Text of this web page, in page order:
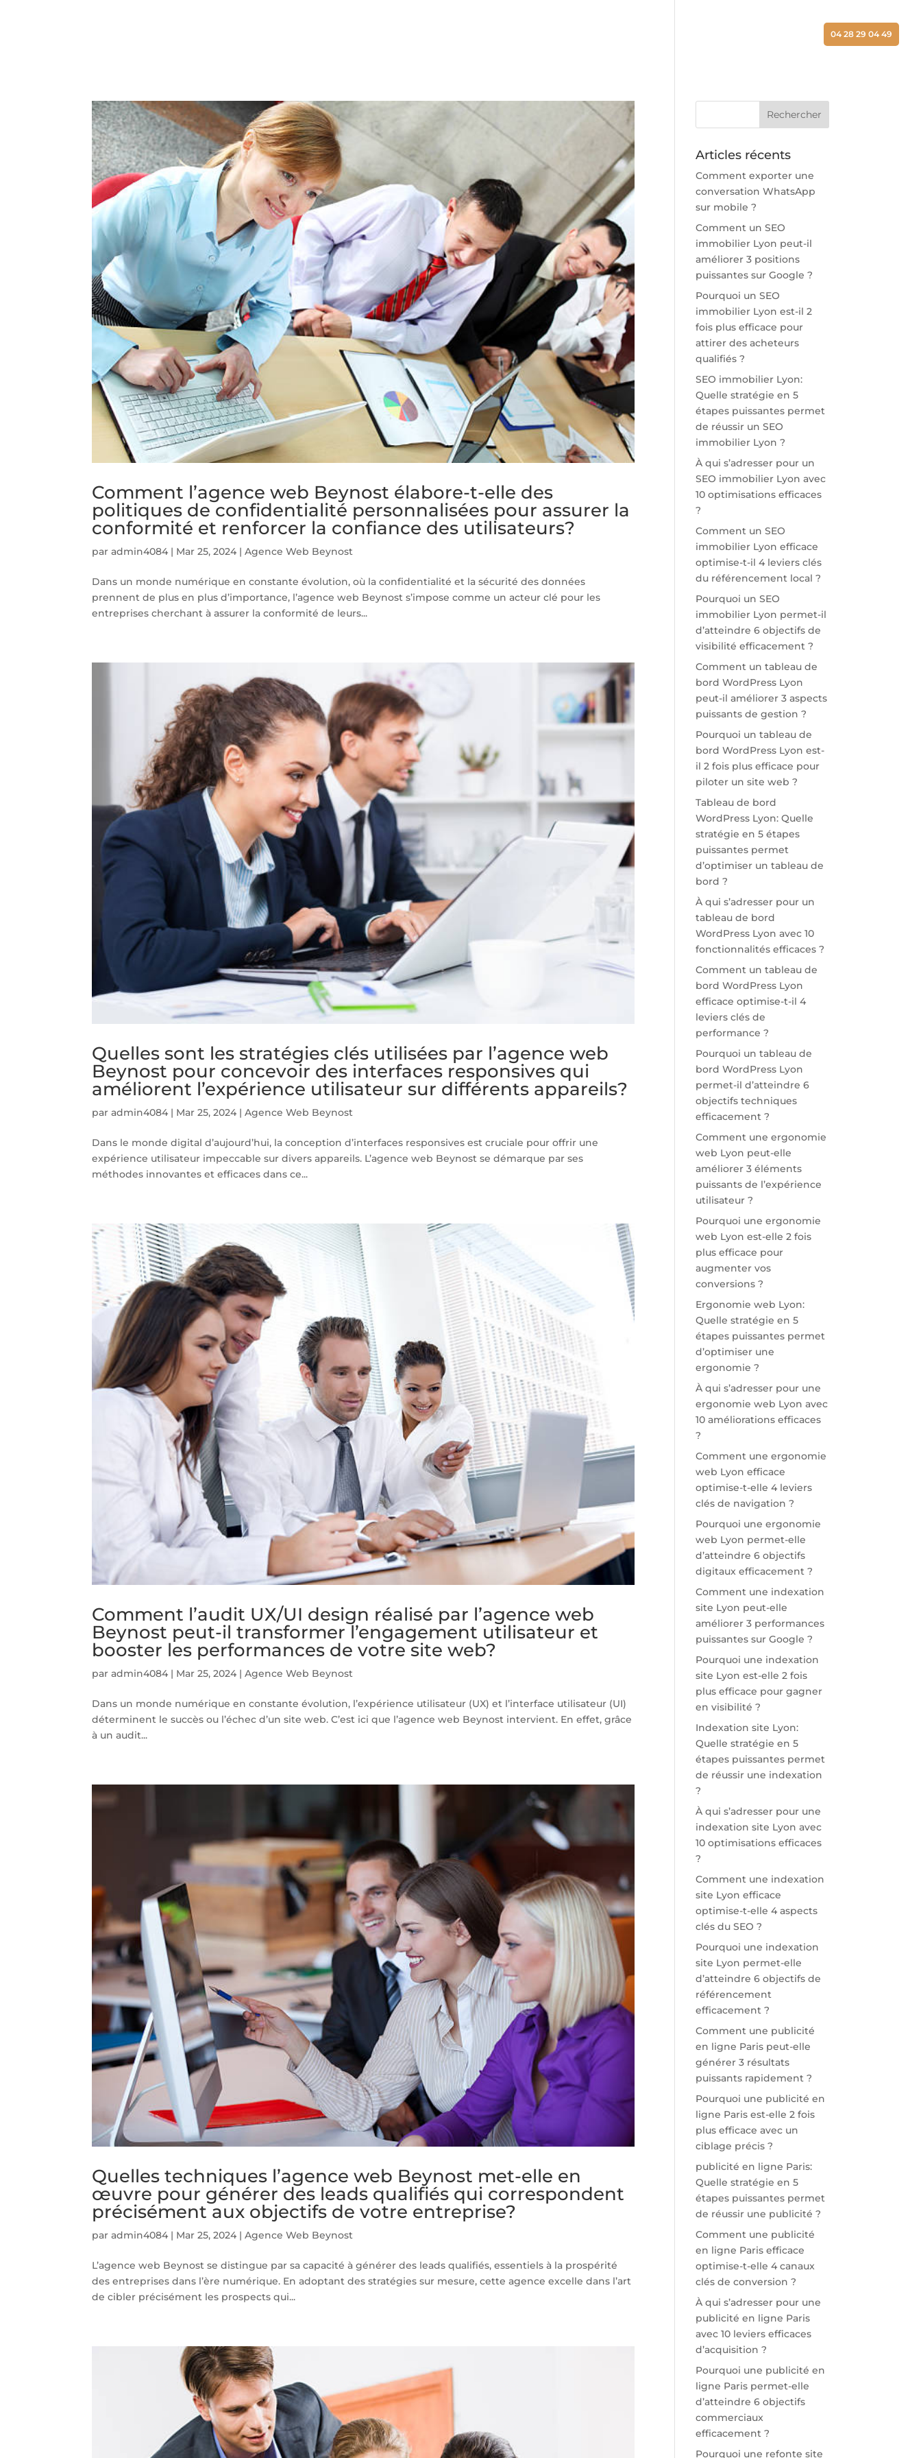
04 28 29 04 49
Comment l’agence web Beynost élabore-t-elle des
politiques de confidentialité personnalisées pour assurer la
conformité et renforcer la confiance des utilisateurs?
paradmin4084 | Mar 25, 2024 |Agence Web Beynost
Dans un monde numérique en constante évolution, où la confidentialité et la sécurité des données
prennent de plus en plus d’importance, l’agence web Beynost s’impose comme un acteur clé pour les
entreprises cherchant à assurer la conformité de leurs...
Quelles sont les stratégies clés utilisées par l’agence web
Beynost pour concevoir des interfaces responsives qui
améliorent l’expérience utilisateur sur différents appareils?
paradmin4084 | Mar 25, 2024 |Agence Web Beynost
Dans le monde digital d’aujourd’hui, la conception d’interfaces responsives est cruciale pour offrir une
expérience utilisateur impeccable sur divers appareils. L’agence web Beynost se démarque par ses
méthodes innovantes et efficaces dans ce...
Comment l’audit UX/UI design réalisé par l’agence web
Beynost peut-il transformer l’engagement utilisateur et
booster les performances de votre site web?
paradmin4084 | Mar 25, 2024 |Agence Web Beynost
Dans un monde numérique en constante évolution, l’expérience utilisateur (UX) et l’interface utilisateur (UI)
déterminent le succès ou l’échec d’un site web. C’est ici que l’agence web Beynost intervient. En effet, grâce
à un audit...
Quelles techniques l’agence web Beynost met-elle en
œuvre pour générer des leads qualifiés qui correspondent
précisément aux objectifs de votre entreprise?
paradmin4084 | Mar 25, 2024 |Agence Web Beynost
L’agence web Beynost se distingue par sa capacité à générer des leads qualifiés, essentiels à la prospérité
des entreprises dans l’ère numérique. En adoptant des stratégies sur mesure, cette agence excelle dans l’art
de cibler précisément les prospects qui...
Articles récents
Comment exporter une
conversation WhatsApp
sur mobile ?
Comment un SEO
immobilier Lyon peut-il
améliorer 3 positions
puissantes sur Google ?
Pourquoi un SEO
immobilier Lyon est-il 2
fois plus efficace pour
attirer des acheteurs
qualifiés ?
SEO immobilier Lyon:
Quelle stratégie en 5
étapes puissantes permet
de réussir un SEO
immobilier Lyon ?
À qui s’adresser pour un
SEO immobilier Lyon avec
10 optimisations efficaces
?
Comment un SEO
immobilier Lyon efficace
optimise-t-il 4 leviers clés
du référencement local ?
Pourquoi un SEO
immobilier Lyon permet-il
d’atteindre 6 objectifs de
visibilité efficacement ?
Comment un tableau de
bord WordPress Lyon
peut-il améliorer 3 aspects
puissants de gestion ?
Pourquoi un tableau de
bord WordPress Lyon est-
il 2 fois plus efficace pour
piloter un site web ?
Tableau de bord
WordPress Lyon: Quelle
stratégie en 5 étapes
puissantes permet
d’optimiser un tableau de
bord ?
À qui s’adresser pour un
tableau de bord
WordPress Lyon avec 10
fonctionnalités efficaces ?
Comment un tableau de
bord WordPress Lyon
efficace optimise-t-il 4
leviers clés de
performance ?
Pourquoi un tableau de
bord WordPress Lyon
permet-il d’atteindre 6
objectifs techniques
efficacement ?
Comment une ergonomie
web Lyon peut-elle
améliorer 3 éléments
puissants de l’expérience
utilisateur ?
Pourquoi une ergonomie
web Lyon est-elle 2 fois
plus efficace pour
augmenter vos
conversions ?
Ergonomie web Lyon:
Quelle stratégie en 5
étapes puissantes permet
d’optimiser une
ergonomie ?
À qui s’adresser pour une
ergonomie web Lyon avec
10 améliorations efficaces
?
Comment une ergonomie
web Lyon efficace
optimise-t-elle 4 leviers
clés de navigation ?
Pourquoi une ergonomie
web Lyon permet-elle
d’atteindre 6 objectifs
digitaux efficacement ?
Comment une indexation
site Lyon peut-elle
améliorer 3 performances
puissantes sur Google ?
Pourquoi une indexation
site Lyon est-elle 2 fois
plus efficace pour gagner
en visibilité ?
Indexation site Lyon:
Quelle stratégie en 5
étapes puissantes permet
de réussir une indexation
?
À qui s’adresser pour une
indexation site Lyon avec
10 optimisations efficaces
?
Comment une indexation
site Lyon efficace
optimise-t-elle 4 aspects
clés du SEO ?
Pourquoi une indexation
site Lyon permet-elle
d’atteindre 6 objectifs de
référencement
efficacement ?
Comment une publicité
en ligne Paris peut-elle
générer 3 résultats
puissants rapidement ?
Pourquoi une publicité en
ligne Paris est-elle 2 fois
plus efficace avec un
ciblage précis ?
publicité en ligne Paris:
Quelle stratégie en 5
étapes puissantes permet
de réussir une publicité ?
Comment une publicité
en ligne Paris efficace
optimise-t-elle 4 canaux
clés de conversion ?
À qui s’adresser pour une
publicité en ligne Paris
avec 10 leviers efficaces
d’acquisition ?
Pourquoi une publicité en
ligne Paris permet-elle
d’atteindre 6 objectifs
commerciaux
efficacement ?
Pourquoi une refonte site